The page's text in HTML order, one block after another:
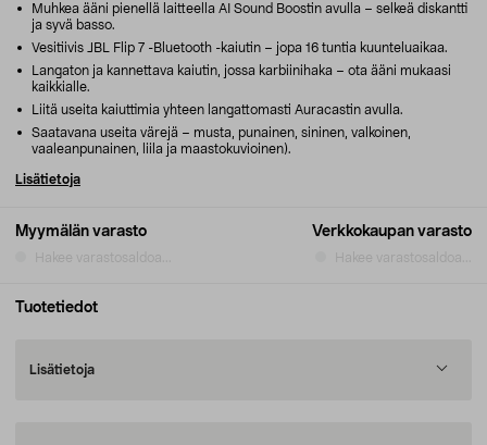
Myymälän varasto
Hakee varastosaldoa...
Verkkokaupan varasto
Hakee varastosaldoa...
Muhkea ääni pienellä laitteella AI Sound Boostin avulla – selkeä diskantti
ja syvä basso.
Vesitiivis JBL Flip 7 -Bluetooth -kaiutin – jopa 16 tuntia kuunteluaikaa.
Langaton ja kannettava kaiutin, jossa karbiinihaka – ota ääni mukaasi
kaikkialle.
Liitä useita kaiuttimia yhteen langattomasti Auracastin avulla.
Saatavana useita värejä – musta, punainen, sininen, valkoinen,
vaaleanpunainen, liila ja maastokuvioinen).
Lisätietoja
Tuotetiedot
Lisätietoja